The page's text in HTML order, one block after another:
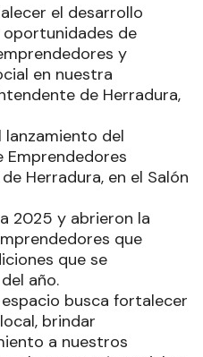
el desarrollo
de
y
en nuestra
de Herradura,
lanzamiento del
Emprendedores
Herradura, en el Salón
2025 y abrieron la
que
que se
año.
busca fortalecer
brindar
a nuestros